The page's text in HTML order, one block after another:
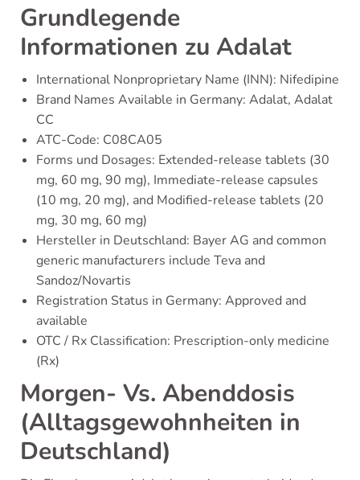
Grundlegende
Informationen zu Adalat
International Nonproprietary Name (INN): Nifedipine
Brand Names Available in Germany: Adalat, Adalat
CC
ATC-Code: C08CA05
Forms und Dosages: Extended-release tablets (30
mg, 60 mg, 90 mg), Immediate-release capsules
(10 mg, 20 mg), and Modified-release tablets (20
mg, 30 mg, 60 mg)
Hersteller in Deutschland: Bayer AG and common
generic manufacturers include Teva and
Sandoz/Novartis
Registration Status in Germany: Approved and
available
OTC / Rx Classification: Prescription-only medicine
(Rx)
Morgen- Vs. Abenddosis
(Alltagsgewohnheiten in
Deutschland)